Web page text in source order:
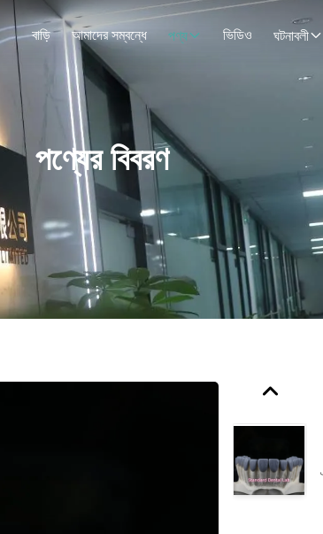
বাড়ি আমাদের সম্বন্ধে পণ্য ভিডিও ঘটনাবলী
পণ্যের বিবরণ